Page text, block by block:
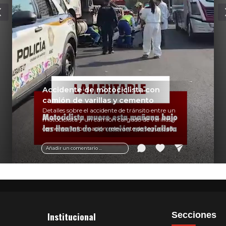
Añadir un comentario ...
Accidente de motociclista con
camión de varillas y cemento
Detalles sobre el accidente de tránsito entre un
motociclista y un camión cargado de varillas y
cemento. Información relevante de seguridad
vial y recomendaciones para motociclistas.
Institucional Secciones